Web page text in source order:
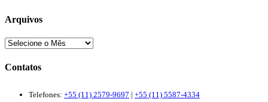
Arquivos
Contatos
Telefones: +55 (11) 2579-9697 | +55 (11) 5587-4334